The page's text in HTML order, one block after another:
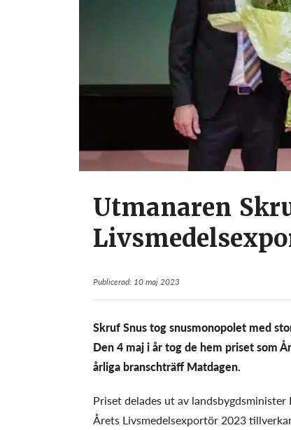
Utmanaren
Publicerad: 10 maj 2023
Skruf Snus tog snusmonopolet med
Den 4 maj i år tog de hem priset som
årliga branschträff Matdagen.
Priset delades ut av
Årets Livsmedelsexportör 2023